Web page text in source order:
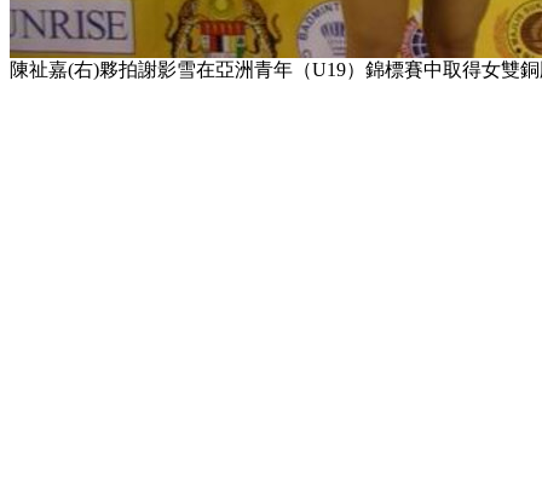
陳祉嘉(右)夥拍謝影雪在亞洲青年（U19）錦標賽中取得女雙